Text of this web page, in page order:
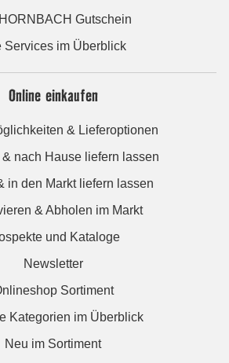
Gutschein
Services im Überblick
Online einkaufen
& Lieferoptionen
nach Hause liefern lassen
in den Markt liefern lassen
& Abholen im Markt
und Kataloge
Newsletter
Sortiment
Kategorien im Überblick
Neu im Sortiment